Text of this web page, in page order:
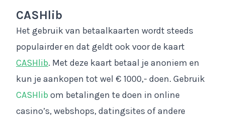
CASHlib
Het gebruik van betaalkaarten wordt steeds
populairder en dat geldt ook voor de kaart
CASHlib. Met deze kaart betaal je anoniem en
kun je aankopen tot wel € 1000,- doen. Gebruik
CASHlib om betalingen te doen in online
casino’s, webshops, datingsites of andere